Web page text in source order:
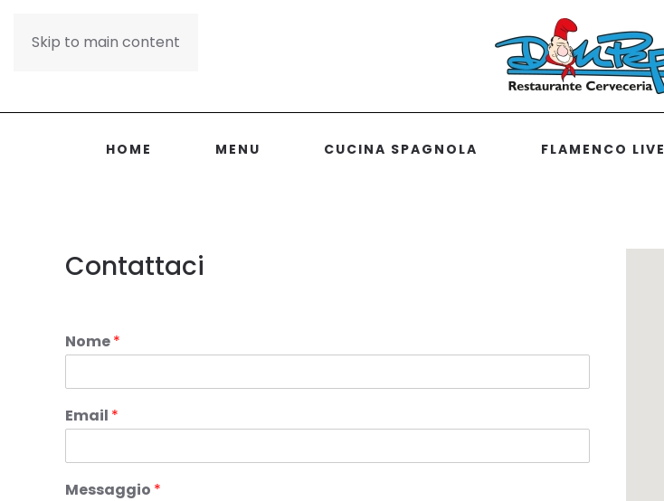
Skip to main content
HOME MENU CUCINA SPAGNOLA FLAMENCO LIVE
Contattaci
Nome*
Email *
Messaggio *